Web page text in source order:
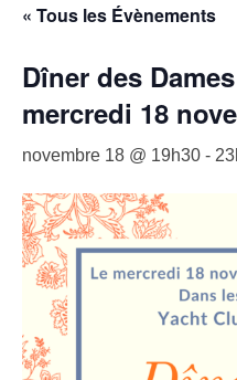
« Tous les Évènements
Dîner des
mercredi 18
novembre 18 @ 19h30 -